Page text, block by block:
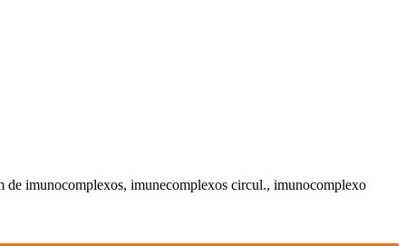
de imunocomplexos, imunecomplexos circul., imunocomplexo